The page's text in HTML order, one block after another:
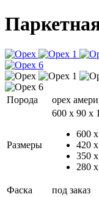
Порода орех
Размеры
600 х 90 х
600
420
350
280
Фаска
под заказ